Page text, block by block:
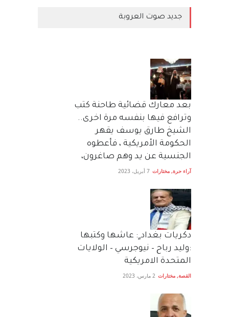
جديد صوت العروبة
بعد معارك قضائية طاحنة كتب
وترافع فيها بنفسه مرة اخرى..
الشيخ طارق يوسف يقهر
الحكومة الأمريكية ، فأعطوه
الجنسية عن يد وهم صاغرون،
آراء حرة, مختارات 7 أبريل، 2023
دكريات بغداد ٍ: عاشها وكتبها
:وليد رباح – نيوجرسي – الولايات
المتحدة الامريكية
القصة, مختارات 2 مارس، 2023